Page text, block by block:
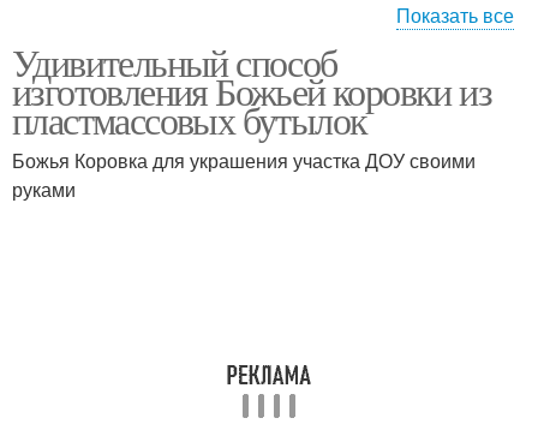
Божии коровки Поделки из донышка
Показать все
Удивительный способ
изготовления Божьей коровки из
пластмассовых бутылок
Божья Коровка для украшения участка ДОУ своими
руками